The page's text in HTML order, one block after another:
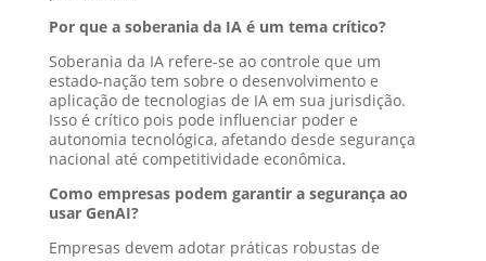
Por que a soberania da IA é um tema crítico?
Soberania da IA refere-se ao controle que um
estado-nação tem sobre o desenvolvimento e
aplicação de tecnologias de IA em sua jurisdição.
Isso é crítico pois pode influenciar poder e
autonomia tecnológica, afetando desde segurança
nacional até competitividade econômica.
Como empresas podem garantir a segurança ao
usar GenAI?
Empresas devem adotar práticas robustas de